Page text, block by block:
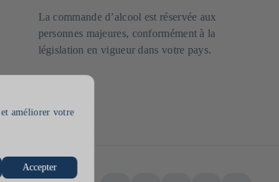
La commande d’alcool est réservée aux
personnes majeures, conformément à la
législation en vigueur dans votre pays.